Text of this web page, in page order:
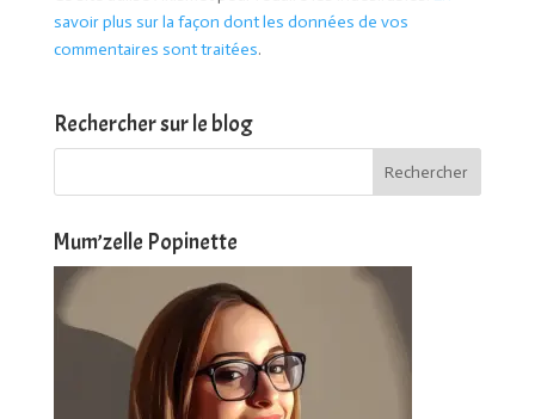
savoir plus sur la façon dont les données de vos
commentaires sont traitées.
Rechercher sur le blog
Mum’zelle Popinette